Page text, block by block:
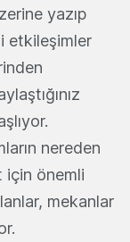
yazıp
etkileşimler
nereden
için önemli
mekanlar